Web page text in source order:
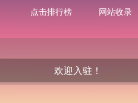
点击排行榜 网站收录
欢迎入驻！